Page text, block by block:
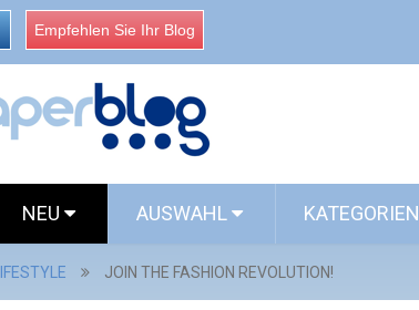
Empfehlen Sie Ihr Blog
NEU AUSWAHL KATEGORIEN
LIFESTYLE JOIN THE FASHION REVOLUTION!